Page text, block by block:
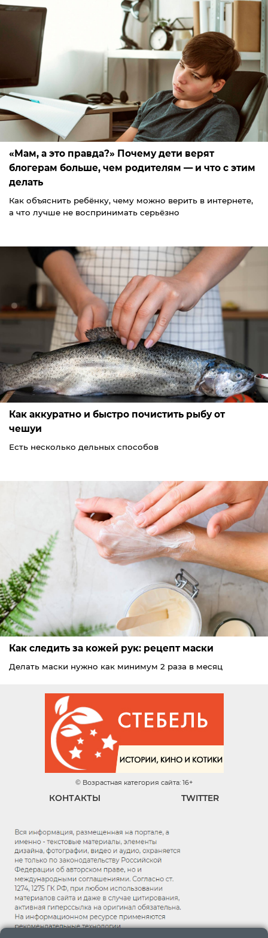
«Мам, а это правда?» Почему дети верят
блогерам больше, чем родителям — и что с этим
делать
Как объяснить ребёнку, чему можно верить в интернете,
а что лучше не воспринимать серьёзно
Как аккуратно и быстро почистить рыбу от
чешуи
Есть несколько дельных способов
Как следить за кожей рук: рецепт маски
Делать маски нужно как минимум 2 раза в месяц
© Возрастная категория сайта: 16+
КОНТАКТЫ TWITTER